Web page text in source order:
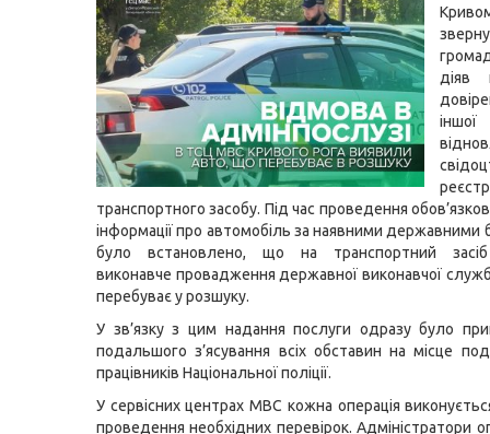
діяв
транспортного засобу. Під час проведення
інформації про автомобіль за наявними державними
було встановлено, що на транспортний
виконавче провадження державної виконавчої
перебуває у розшуку.
У зв’язку з цим надання послуги одразу було
подальшого з’ясування всіх обставин на місце
працівників Національної поліції.
У сервісних центрах МВС кожна операція
проведення необхідних перевірок. Адміністратори